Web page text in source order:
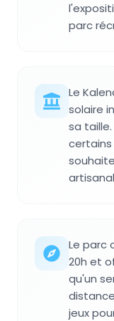
parc
Le
solaire
sa taille.
certains
Le parc
20h et
qu'un
jeux